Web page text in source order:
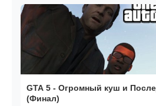
GTA 5 - Огромный куш и
(Финал)